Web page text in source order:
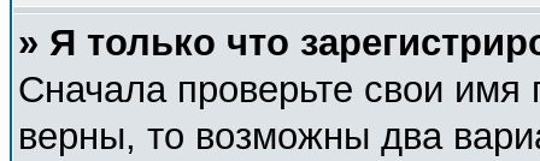
» Я только что
Сначала проверьте свои имя
верны, то возможны два